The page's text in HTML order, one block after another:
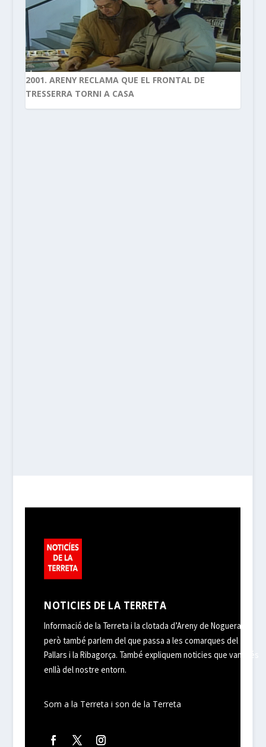
2001. ARENY RECLAMA QUE EL FRONTAL DE
TRESSERRA TORNI A CASA
NOTICIES DE LA TERRETA
Informació de la Terreta i la clotada d’Areny de Noguera,
però també parlem del que passa a les comarques del
Pallars i la Ribagorça. També expliquem noticies que van més
enllà del nostre entorn.
Som a la Terreta i son de la Terreta